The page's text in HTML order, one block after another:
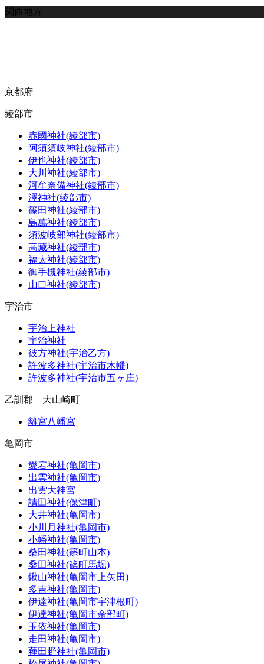
関西地方
京都府
綾部市
赤國神社(綾部市)
阿須須岐神社(綾部市)
伊也神社(綾部市)
大川神社(綾部市)
河牟奈備神社(綾部市)
澤神社(綾部市)
篠田神社(綾部市)
島萬神社(綾部市)
須波岐部神社(綾部市)
高藏神社(綾部市)
福太神社(綾部市)
御手槻神社(綾部市)
山口神社(綾部市)
宇治市
宇治上神社
宇治神社
彼方神社(宇治乙方)
許波多神社(宇治市木幡)
許波多神社(宇治市五ヶ庄)
乙訓郡 大山崎町
離宮八幡宮
亀岡市
愛宕神社(亀岡市)
出雲神社(亀岡市)
出雲大神宮
請田神社(保津町)
大井神社(亀岡市)
小川月神社(亀岡市)
小幡神社(亀岡市)
桑田神社(篠町山本)
桑田神社(篠町馬堀)
鍬山神社(亀岡市上矢田)
多吉神社(亀岡市)
伊達神社(亀岡市宇津根町)
伊達神社(亀岡市余部町)
玉依神社(亀岡市)
走田神社(亀岡市)
薭田野神社(亀岡市)